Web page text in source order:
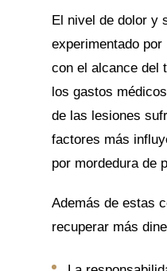
El nivel de dolor y
experimentado
con el alcance del
los gastos
de las lesiones
factores más
por mordedura de
Además de estas
recuperar más